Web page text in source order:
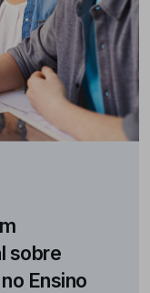
sobre
Ensino